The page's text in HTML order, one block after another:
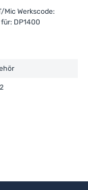
Mic Werkscode:
für: DP1400